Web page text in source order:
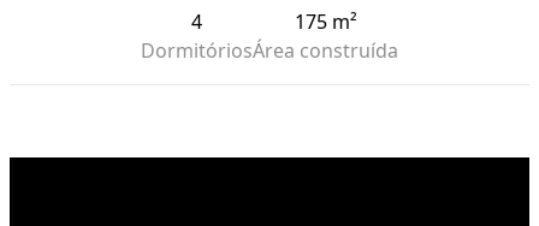
4
Dormitórios
175 m²
Área construída